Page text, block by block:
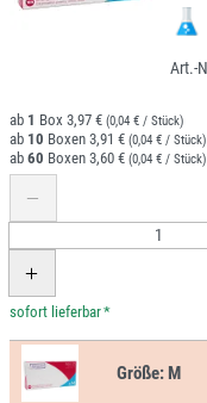
1 3,97 € (0,04 € / Stück)
10 3,91 € (0,04 € / Stück)
60 3,60 € (0,04 € / Stück)
*
Größe:M